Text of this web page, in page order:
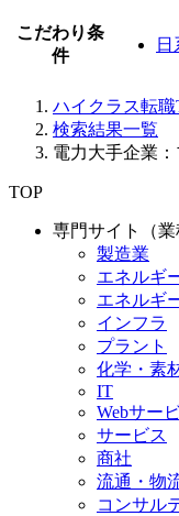
こだわり条
件
日
ハイクラス転職
検索結果一覧
電力大手企業
TOP
専門サイト（業
製造業
エネルギ
エネルギ
インフラ
プラント
化学・素
IT
Webサー
サービス
商社
流通・物
コンサル